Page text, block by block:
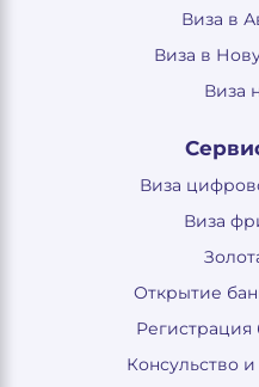
Виза в
Виза в
Виза
Виза
Виза
Открытие
Консульство